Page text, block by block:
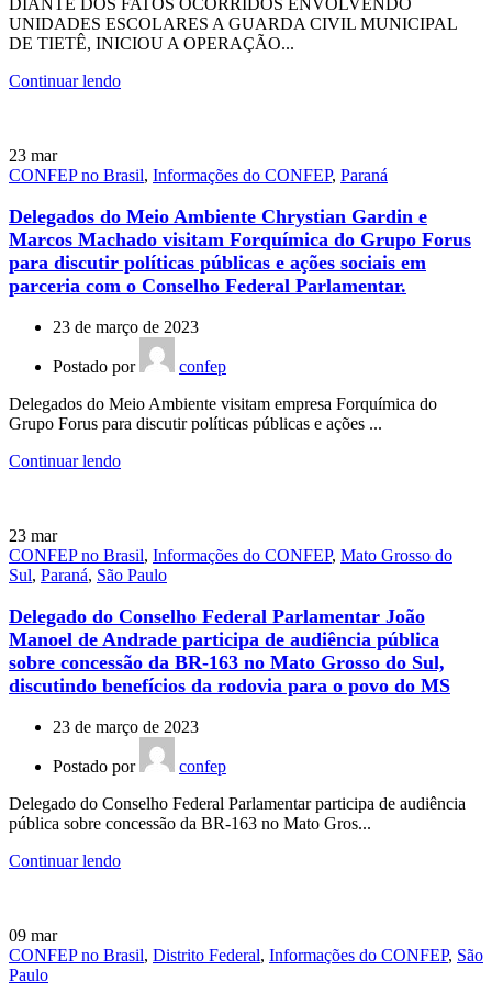
DIANTE DOS FATOS OCORRIDOS ENVOLVENDO
UNIDADES ESCOLARES A GUARDA CIVIL MUNICIPAL
DE TIETÊ, INICIOU A OPERAÇÃO...
Continuar lendo
23 mar
CONFEP no Brasil, Informações do CONFEP, Paraná
Delegados do Meio Ambiente Chrystian Gardin e
Marcos Machado visitam Forquímica do Grupo Forus
para discutir políticas públicas e ações sociais em
parceria com o Conselho Federal Parlamentar.
23 de março de 2023
Postado por
confep
Delegados do Meio Ambiente visitam empresa Forquímica do
Grupo Forus para discutir políticas públicas e ações ...
Continuar lendo
23 mar
CONFEP no Brasil, Informações do CONFEP, Mato Grosso do
Sul, Paraná, São Paulo
Delegado do Conselho Federal Parlamentar João
Manoel de Andrade participa de audiência pública
sobre concessão da BR-163 no Mato Grosso do Sul,
discutindo benefícios da rodovia para o povo do MS
23 de março de 2023
Postado por
confep
Delegado do Conselho Federal Parlamentar participa de audiência
pública sobre concessão da BR-163 no Mato Gros...
Continuar lendo
09 mar
CONFEP no Brasil, Distrito Federal, Informações do CONFEP, São
Paulo